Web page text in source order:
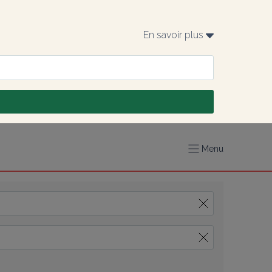
En savoir plus
Menu